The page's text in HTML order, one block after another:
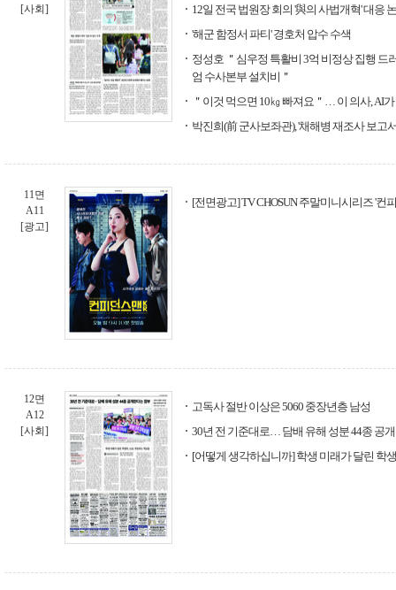
[사회]
12일 전국 법원장 회의 '與의 사법개혁' 대응
'해군 함정서 파티' 경호처 압수 수색
정성호 ＂심우정 특활비 3억 비정상 집행
엄 수사본부 설치비＂
＂이것 먹으면 10㎏ 빠져요＂… 이 의사, AI
박진희(前 군사보좌관), '채해병 재조사 보고
11면
A11
[광고]
[전면광고] TV CHOSUN 주말미니시리즈 '컨
12면
A12
[사회]
고독사 절반 이상은 5060 중장년층 남성
30년 전 기준대로… 담배 유해 성분 44종 공
[어떻게 생각하십니까] 학생 미래가 달린 학